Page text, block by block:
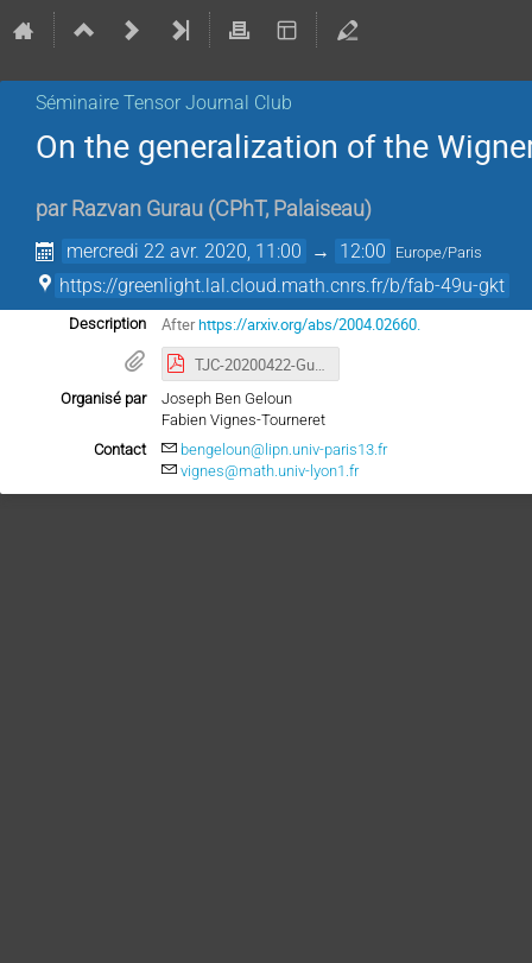
Séminaire Tensor Journal Club
On the generalization of the
par Razvan Gurau (CPhT, Palaiseau)
mercredi 22 avr. 2020, 11:00 → 12:00 Europe/Paris
https://greenlight.lal.cloud.math.cnrs.fr/b/fab-49u-gkt
Description Afterhttps://arxiv.org/abs/2004.02660.
TJC-20200422-Gurau.pdf
Organisé par
Joseph Ben Geloun
Fabien Vignes-Tourneret
Contact
bengeloun@lipn.univ-paris13.fr
vignes@math.univ-lyon1.fr